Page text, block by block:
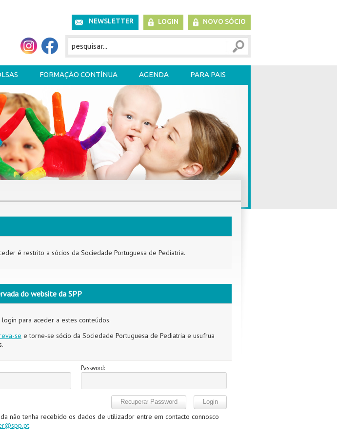
NEWSLETTER LOGIN NOVO SÓCIO
FORMAÇÃO CONTÍNUA AGENDA PARA PAIS
é restrito a sócios da Sociedade Portuguesa de Pediatria.
do website da SPP
para aceder a estes conteúdos.
se e torne-se sócio da Sociedade Portuguesa de Pediatria e usufrua
Password:
não tenha recebido os dados de utilizador entre em contacto connosco
.